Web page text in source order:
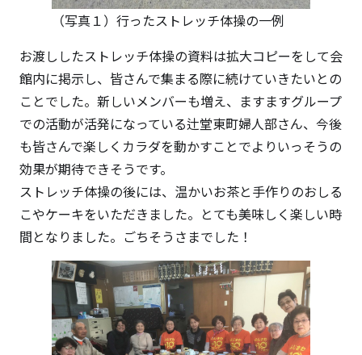
（写真１）行ったストレッチ体操の一例
お渡ししたストレッチ体操の資料は拡大コピーをして会
館内に掲示し、皆さんで集まる際に続けていきたいとの
ことでした。新しいメンバーも増え、ますますグループ
での活動が活発になっている辻堂東町婦人部さん、今後
も皆さんで楽しくカラダを動かすことでよりいっそうの
効果が期待できそうです。
ストレッチ体操の後には、温かいお茶と手作りのおしる
こやケーキをいただきました。とても美味しく楽しい時
間となりました。ごちそうさまでした！